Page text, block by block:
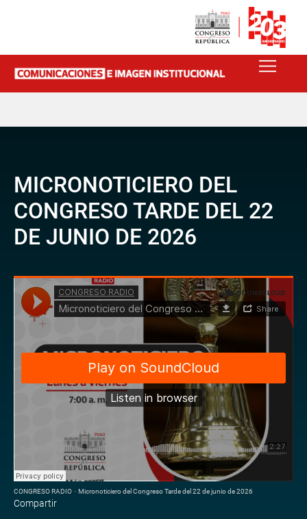
MICRONOTICIERO DEL
CONGRESO TARDE DEL 22
DE JUNIO DE 2026
CONGRESO RADIO · Micronoticiero del Congreso Tarde del 22 de junio de 2026
Compartir